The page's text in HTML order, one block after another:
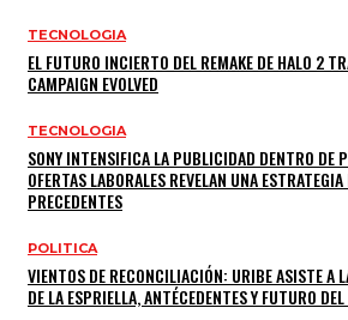
TECNOLOGIA
EL FUTURO INCIERTO DEL REMAKE DE HALO 2
CAMPAIGN EVOLVED
TECNOLOGIA
SONY INTENSIFICA LA PUBLICIDAD DENTRO DE
OFERTAS LABORALES REVELAN UNA
PRECEDENTES
POLITICA
VIENTOS DE RECONCILIACIÓN: URIBE ASISTE A
DE LA ESPRIELLA, ANTÉCEDENTES Y FUTURO